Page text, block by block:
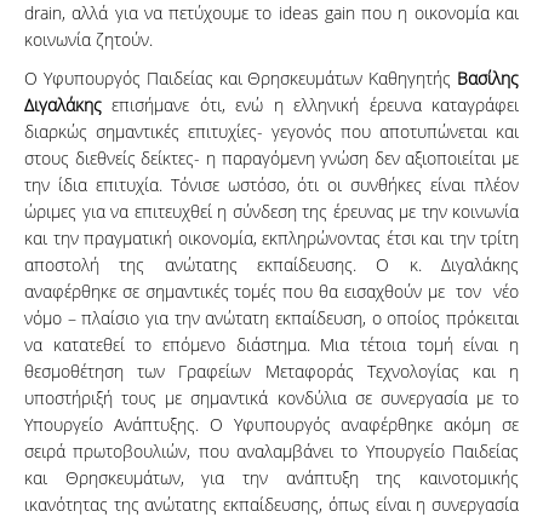
drain, αλλά για να πετύχουμε το ideas gain που η οικονομία και
κοινωνία ζητούν.
O Υφυπουργός Παιδείας και Θρησκευμάτων Καθηγητής Βασίλης
Διγαλάκης επισήμανε ότι, ενώ η ελληνική έρευνα καταγράφει
διαρκώς σημαντικές επιτυχίες- γεγονός που αποτυπώνεται και
στους διεθνείς δείκτες- η παραγόμενη γνώση δεν αξιοποιείται με
την ίδια επιτυχία. Τόνισε ωστόσο, ότι οι συνθήκες είναι πλέον
ώριμες για να επιτευχθεί η σύνδεση της έρευνας με την κοινωνία
και την πραγματική οικονομία, εκπληρώνοντας έτσι και την τρίτη
αποστολή της ανώτατης εκπαίδευσης. Ο κ. Διγαλάκης
αναφέρθηκε σε σημαντικές τομές που θα εισαχθούν με τον νέο
νόμο – πλαίσιο για την ανώτατη εκπαίδευση, ο οποίος πρόκειται
να κατατεθεί το επόμενο διάστημα. Μια τέτοια τομή είναι η
θεσμοθέτηση των Γραφείων Μεταφοράς Τεχνολογίας και η
υποστήριξή τους με σημαντικά κονδύλια σε συνεργασία με το
Υπουργείο Ανάπτυξης. Ο Υφυπουργός αναφέρθηκε ακόμη σε
σειρά πρωτοβουλιών, που αναλαμβάνει το Υπουργείο Παιδείας
και Θρησκευμάτων, για την ανάπτυξη της καινοτομικής
ικανότητας της ανώτατης εκπαίδευσης, όπως είναι η συνεργασία